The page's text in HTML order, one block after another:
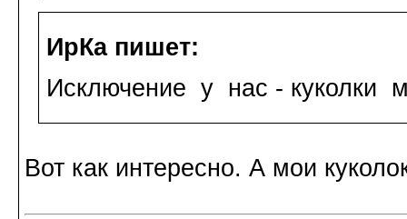
ИрКа пишет:
Исключение у нас - куколки
Вот как интересно. А мои